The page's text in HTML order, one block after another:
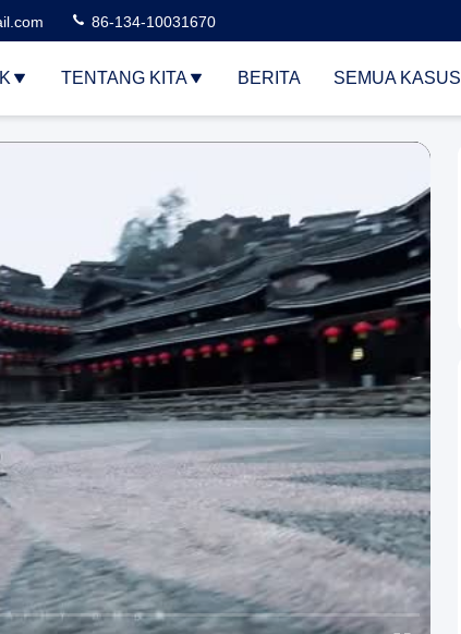
86-134-10031670
TENTANG KITA BERITA SEMUA KASUS